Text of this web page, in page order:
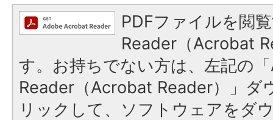
PDFファイルを閲
Reader（Acrobat
す。お持ちでない方は、左記の
Reader（Acrobat Reader）」ダ
リックして、ソフトウェアをダ